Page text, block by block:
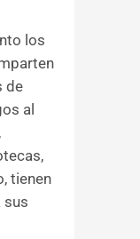
los
de
al
tienen
sus